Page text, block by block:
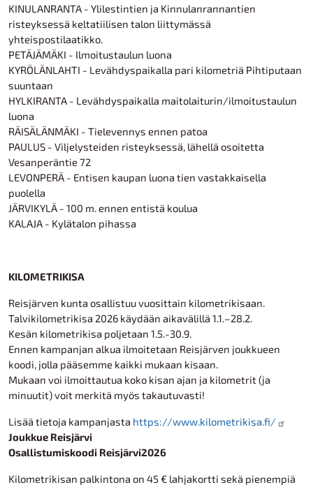
KINULANRANTA - Ylilestintien ja Kinnulanrannantien
risteyksessä keltatiilisen talon liittymässä
yhteispostilaatikko.
PETÄJÄMÄKI - Ilmoitustaulun luona
KYRÖLÄNLAHTI - Levähdyspaikalla pari kilometriä Pihtiputaan
suuntaan
HYLKIRANTA - Levähdyspaikalla maitolaiturin/ilmoitustaulun
luona
RÄISÄLÄNMÄKI - Tielevennys ennen patoa
PAULUS - Viljelysteiden risteyksessä, lähellä osoitetta
Vesanperäntie 72
LEVONPERÄ - Entisen kaupan luona tien vastakkaisella
puolella
JÄRVIKYLÄ - 100 m. ennen entistä koulua
KALAJA - Kylätalon pihassa
KILOMETRIKISA
Reisjärven kunta osallistuu vuosittain kilometrikisaan.
Talvikilometrikisa 2026 käydään aikavälillä 1.1.–28.2.
Kesän kilometrikisa poljetaan 1.5.-30.9.
Ennen kampanjan alkua ilmoitetaan Reisjärven joukkueen
koodi, jolla pääsemme kaikki mukaan kisaan.
Mukaan voi ilmoittautua koko kisan ajan ja kilometrit (ja
minuutit) voit merkitä myös takautuvasti!
Lisää tietoja kampanjasta https://www.kilometrikisa.fi/
Joukkue Reisjärvi
Osallistumiskoodi Reisjärvi2026
Kilometrikisan palkintona on 45 € lahjakortti sekä pienempiä